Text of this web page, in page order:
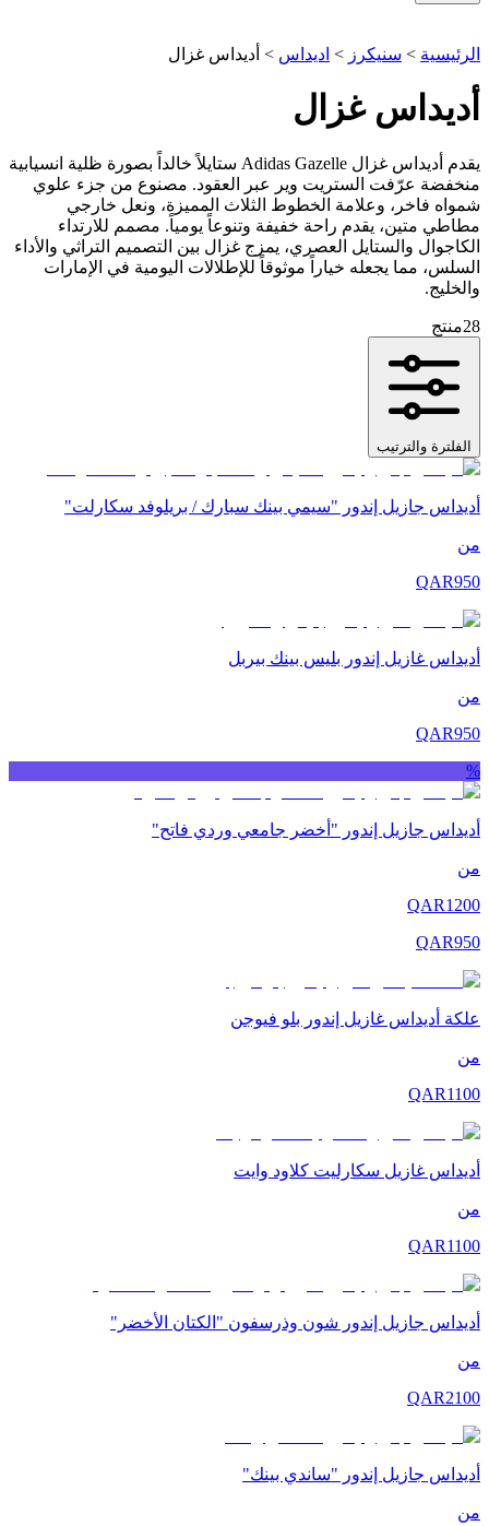
الرئيسية > سنيكرز > اديداس > أديداس غزال
أديداس غزال
يقدم أديداس غزال Adidas Gazelle ستايلاً خالداً بصورة ظلية انسيابية
منخفضة عرّفت الستريت وير عبر العقود. مصنوع من جزء علوي
شمواه فاخر، وعلامة الخطوط الثلاث المميزة، ونعل خارجي
مطاطي متين، يقدم راحة خفيفة وتنوعاً يومياً. مصمم للارتداء
الكاجوال والستايل العصري، يمزج غزال بين التصميم التراثي والأداء
السلس، مما يجعله خياراً موثوقاً للإطلالات اليومية في الإمارات
والخليج.
28منتج
الفلترة والترتيب
أديداس جازيل إندور "سيمي بينك سبارك / بريلوفد سكارلت"
من
QAR950
أديداس غازيل إندور بليس بينك بيربل
من
QAR950
%
أديداس جازيل إندور "أخضر جامعي وردي فاتح"
من
QAR1200
QAR950
علكة أديداس غازيل إندور بلو فيوجن
من
QAR1100
أديداس غازيل سكارليت كلاود وايت
من
QAR1100
أديداس جازيل إندور شون وذرسفون "الكتان الأخضر"
من
QAR2100
أديداس جازيل إندور "ساندي بينك"
من